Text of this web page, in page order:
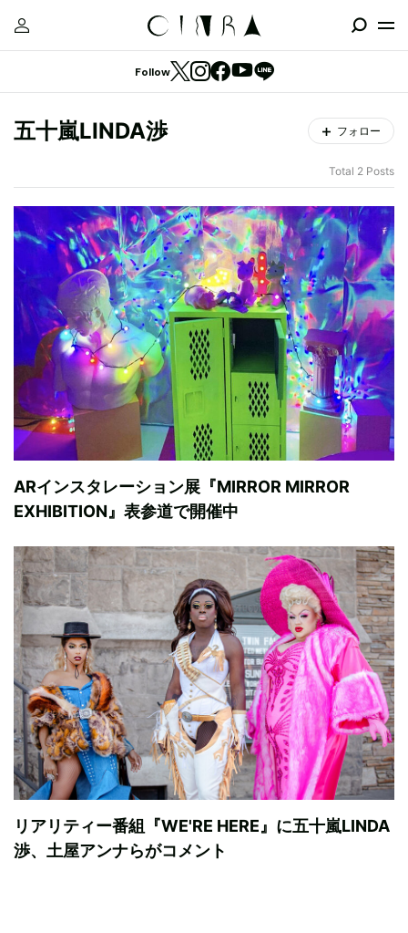
Follow
五十嵐LINDA渉 フォロー
Total 2 Posts
ARインスタレーション展『MIRROR MIRROR
EXHIBITION』表参道で開催中
リアリティー番組『WE'RE HERE』に五十嵐LINDA
渉、土屋アンナらがコメント